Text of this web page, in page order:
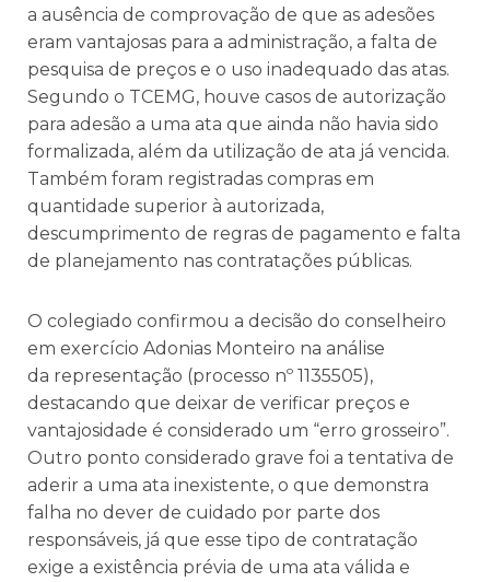
a ausência de comprovação de que as adesões
eram vantajosas para a administração, a falta de
pesquisa de preços e o uso inadequado das atas.
Segundo o TCEMG, houve casos de autorização
para adesão a uma ata que ainda não havia sido
formalizada, além da utilização de ata já vencida.
Também foram registradas compras em
quantidade superior à autorizada,
descumprimento de regras de pagamento e falta
de planejamento nas contratações públicas.
O colegiado confirmou a decisão do conselheiro
em exercício Adonias Monteiro na análise
da representação (processo nº 1135505),
destacando que deixar de verificar preços e
vantajosidade é considerado um “erro grosseiro”.
Outro ponto considerado grave foi a tentativa de
aderir a uma ata inexistente, o que demonstra
falha no dever de cuidado por parte dos
responsáveis, já que esse tipo de contratação
exige a existência prévia de uma ata válida e